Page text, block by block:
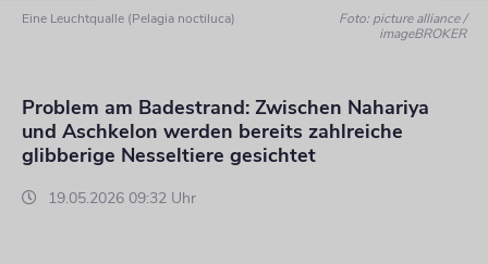
Eine Leuchtqualle (Pelagia noctiluca)
Foto: picture alliance /
imageBROKER
Problem am Badestrand: Zwischen Nahariya
und Aschkelon werden bereits zahlreiche
glibberige Nesseltiere gesichtet
19.05.2026 09:32 Uhr